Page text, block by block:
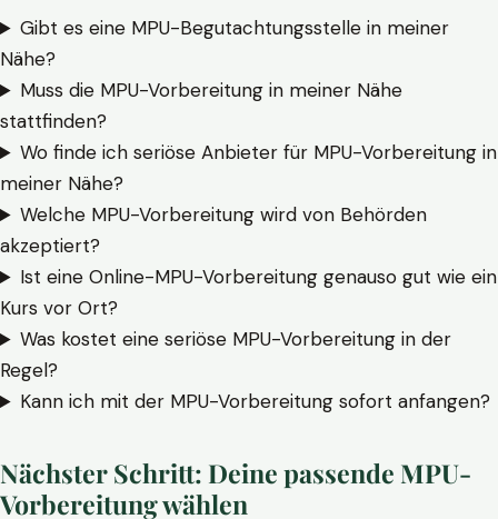
Gibt es eine MPU-Begutachtungsstelle in meiner
Nähe?
Muss die MPU-Vorbereitung in meiner Nähe
stattfinden?
Wo finde ich seriöse Anbieter für MPU-Vorbereitung in
meiner Nähe?
Welche MPU-Vorbereitung wird von Behörden
akzeptiert?
Ist eine Online-MPU-Vorbereitung genauso gut wie ein
Kurs vor Ort?
Was kostet eine seriöse MPU-Vorbereitung in der
Regel?
Kann ich mit der MPU-Vorbereitung sofort anfangen?
Nächster Schritt: Deine passende MPU-
Vorbereitung wählen